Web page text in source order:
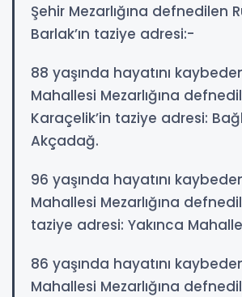
Şehir Mezarlığına defnedilen
Barlak’ın taziye adresi:-
88 yaşında hayatını
Mahallesi Mezarlığına
Karaçelik’in taziye adresi:
Akçadağ.
96 yaşında hayatını
Mahallesi Mezarlığına
taziye adresi: Yakınca
86 yaşında hayatını
Mahallesi Mezarlığına